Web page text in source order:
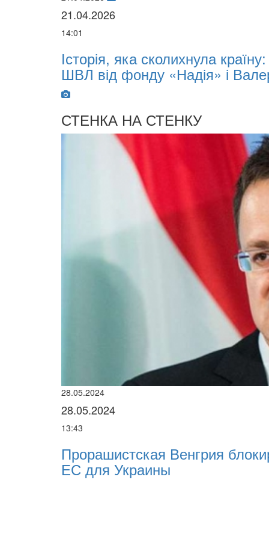
21.04.2026
14:01
Історія, яка сколихнула
ШВЛ від фонду «Надія» і
СТЕНКА НА СТЕНКУ
28.05.2024
28.05.2024
13:43
Прорашистская Венгрия
ЕС для Украины